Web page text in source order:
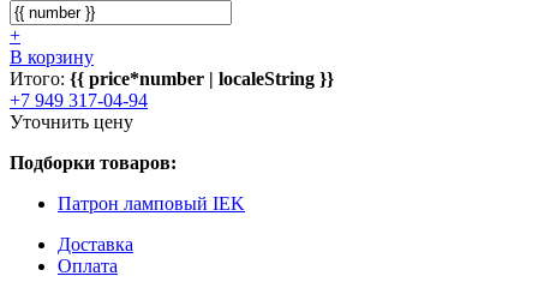
+
В корзину
Итого: {{ price*number | localeString }}
+7 949 317-04-94
Уточнить цену
Подборки товаров:
Патрон ламповый IEK
Доставка
Оплата